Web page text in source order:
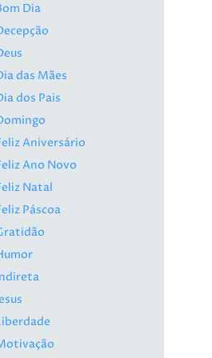
Dia
das Mães
dos Pais
Aniversário
Ano Novo
Natal
Páscoa